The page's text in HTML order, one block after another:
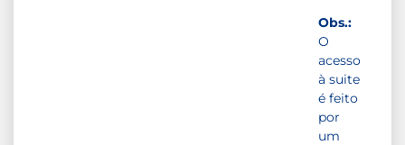
Obs.:
O
acesso
à suite
é feito
por
um